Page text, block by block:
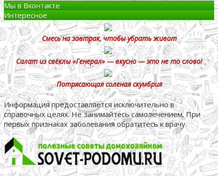
Мы в Вконтакте
Интересное
Смесь на завтрак, чтобы убрать живот
Салат из свёклы «Генерал» — вкусно — это не то слово!
Потрясающая соленая скумбрия
Информация предоставляется исключительно в
справочных целях. Не занимайтесь самолечением. При
первых признаках заболевания обратитесь к врачу.